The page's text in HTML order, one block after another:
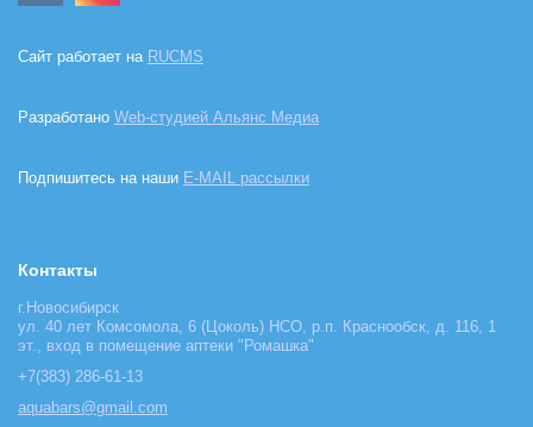
Сайт работает на RUCMS
Разработано Web-студией Альянс Медиа
Подпишитесь на наши E-MAIL рассылки
Контакты
г.Новосибирск
ул. 40 лет Комсомола, 6 (Цоколь) НСО, р.п. Краснообск, д. 116, 1
эт., вход в помещение аптеки "Ромашка"
+7(383) 286-61-13
aquabars@gmail.com